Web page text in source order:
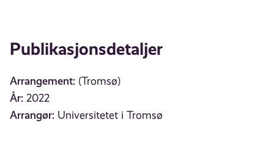
Publikasjonsdetaljer
Arrangement: (Tromsø)
År: 2022
Arrangør: Universitetet i Tromsø